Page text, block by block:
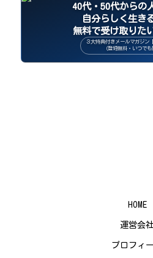
40代・50代からの
自分らしく生き
無料で受け取りた
３大特典付きメールマガジン
（登録無料・いつでも
HOME
運営会社
プロフィ